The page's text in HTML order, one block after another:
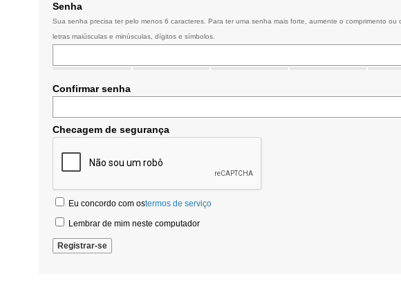
Senha
Sua senha precisa ter pelo menos 6 caracteres. Para ter uma senha mais forte, aumente o comprimento ou
letras maiúsculas e minúsculas, dígitos e símbolos.
Confirmar senha
Checagem de segurança
Eu concordo com ostermos de serviço
Lembrar de mim neste computador